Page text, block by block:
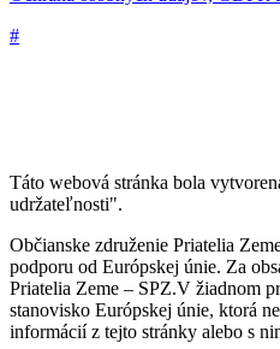
#
Táto webová stránka bola
udržateľnosti".
Občianske združenie Priatelia
podporu od Európskej únie. Za
Priatelia Zeme – SPZ.V žiadnom
stanovisko Európskej únie, ktorá
informácií z tejto stránky alebo s